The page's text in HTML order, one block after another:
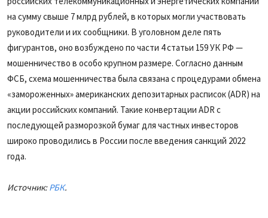
на сумму свыше 7 млрд рублей, в которых могли участвовать
руководители и их сообщники. В уголовном деле пять
фигурантов, оно возбуждено по части 4 статьи 159 УК РФ —
мошенничество в особо крупном размере. Согласно данным
ФСБ, схема мошенничества была связана с процедурами обмена
«замороженных» американских депозитарных расписок (ADR) на
акции российских компаний. Такие конвертации ADR с
последующей разморозкой бумаг для частных инвесторов
широко проводились в России после введения санкций 2022
года.
Источник:РБК.